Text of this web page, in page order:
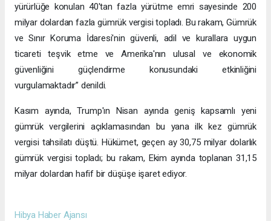
yürürlüğe konulan 40'tan fazla yürütme emri sayesinde 200
milyar dolardan fazla gümrük vergisi topladı. Bu rakam, Gümrük
ve Sınır Koruma İdaresi'nin güvenli, adil ve kurallara uygun
ticareti teşvik etme ve Amerika'nın ulusal ve ekonomik
güvenliğini güçlendirme konusundaki etkinliğini
vurgulamaktadır” denildi.
Kasım ayında, Trump'ın Nisan ayında geniş kapsamlı yeni
gümrük vergilerini açıklamasından bu yana ilk kez gümrük
vergisi tahsilatı düştü. Hükümet, geçen ay 30,75 milyar dolarlık
gümrük vergisi topladı; bu rakam, Ekim ayında toplanan 31,15
milyar dolardan hafif bir düşüşe işaret ediyor.
Hibya Haber Ajansı